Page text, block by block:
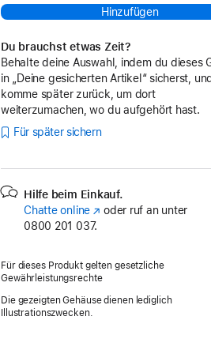
Hinzufügen
Du brauchst etwas Zeit?
Behalte deine Auswahl, indem du dieses
in „Deine gesicherten Artikel“ sicherst,
komme später zurück, um dort
weiterzumachen, wo du aufgehört hast.
Für später sichern
Hilfe beim Einkauf.
Chatte online (Öffnet
ein
oder ruf an unter
0800 201 037.
Für dieses Produkt gelten gesetzliche
Gewährleistungsrechte
Die gezeigten Gehäuse dienen lediglich
Illustrationszwecken.